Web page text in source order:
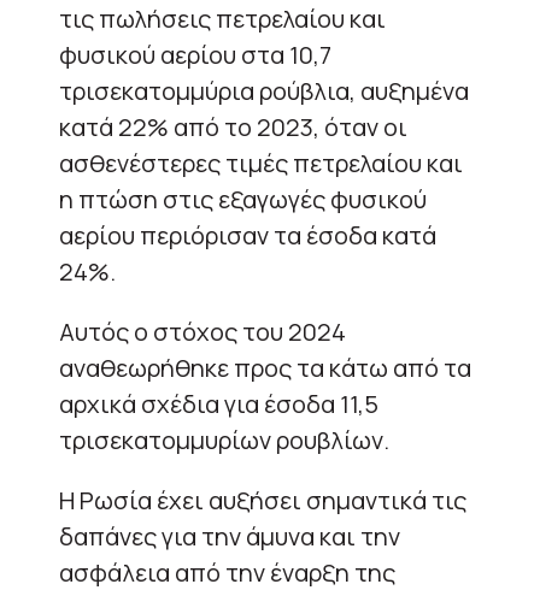
τις πωλήσεις πετρελαίου και
φυσικού αερίου στα 10,7
τρισεκατομμύρια ρούβλια, αυξημένα
κατά 22% από το 2023, όταν οι
ασθενέστερες τιμές πετρελαίου και
η πτώση στις εξαγωγές φυσικού
αερίου περιόρισαν τα έσοδα κατά
24%.
Αυτός ο στόχος του 2024
αναθεωρήθηκε προς τα κάτω από τα
αρχικά σχέδια για έσοδα 11,5
τρισεκατομμυρίων ρουβλίων.
Η Ρωσία έχει αυξήσει σημαντικά τις
δαπάνες για την άμυνα και την
ασφάλεια από την έναρξη της